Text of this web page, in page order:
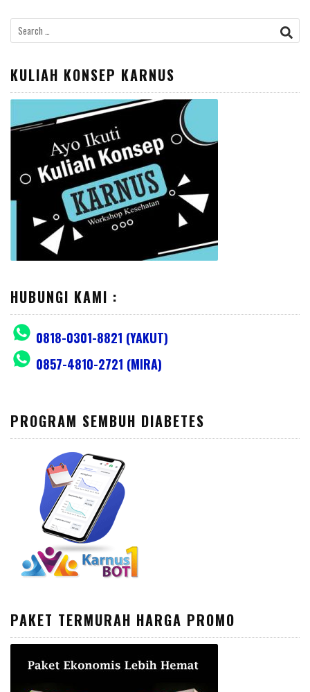
Search
for:
KULIAH KONSEP KARNUS
HUBUNGI KAMI :
0818-0301-8821 (YAKUT)
0857-4810-2721 (MIRA)
PROGRAM SEMBUH DIABETES
PAKET TERMURAH HARGA PROMO